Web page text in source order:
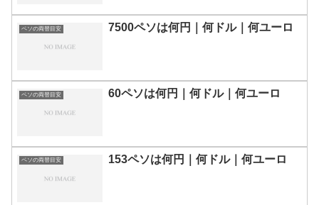
ペソの両替目安 7500ペソは何円｜何ドル｜何ユーロ
ペソの両替目安 60ペソは何円｜何ドル｜何ユーロ
ペソの両替目安 153ペソは何円｜何ドル｜何ユーロ